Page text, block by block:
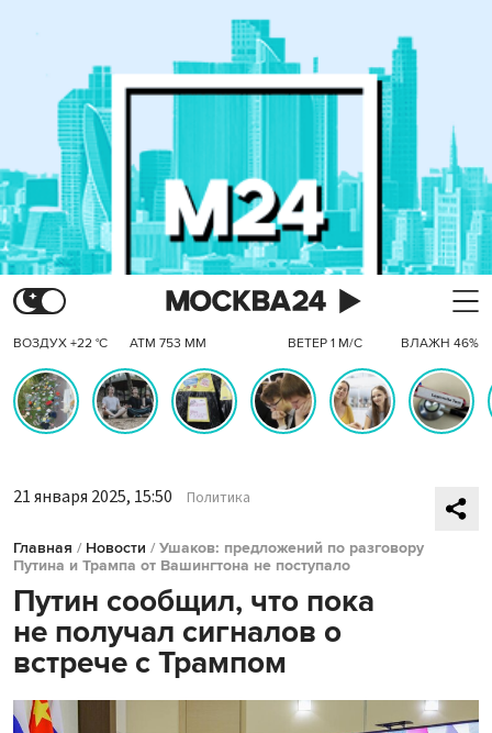
ВОЗДУХ +22 °C АТМ 753 ММ ВЕТЕР 1 М/С ВЛАЖН 46%
21 января 2025, 15:50 Политика
Главная / Новости /Ушаков: предложений по разговору
Путина и Трампа от Вашингтона не поступало
Путин сообщил, что пока
не получал сигналов о
встрече с Трампом